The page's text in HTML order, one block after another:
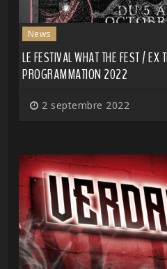
News
LE FESTIVAL WHAT THE FEST /
PROGRAMMATION 2022
2 septembre 2022